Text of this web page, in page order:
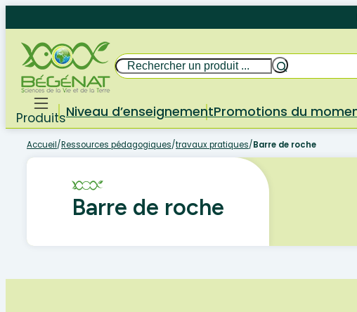
au
contenu
Produits
Rechercher
Niveau d’enseignementPromotions du
Accueil/Ressources pédagogiques/travaux pratiques/Barre de roche
Barre de roche